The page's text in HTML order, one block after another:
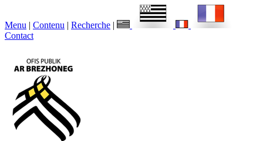
Menu | Contenu | Recherche |
Contact